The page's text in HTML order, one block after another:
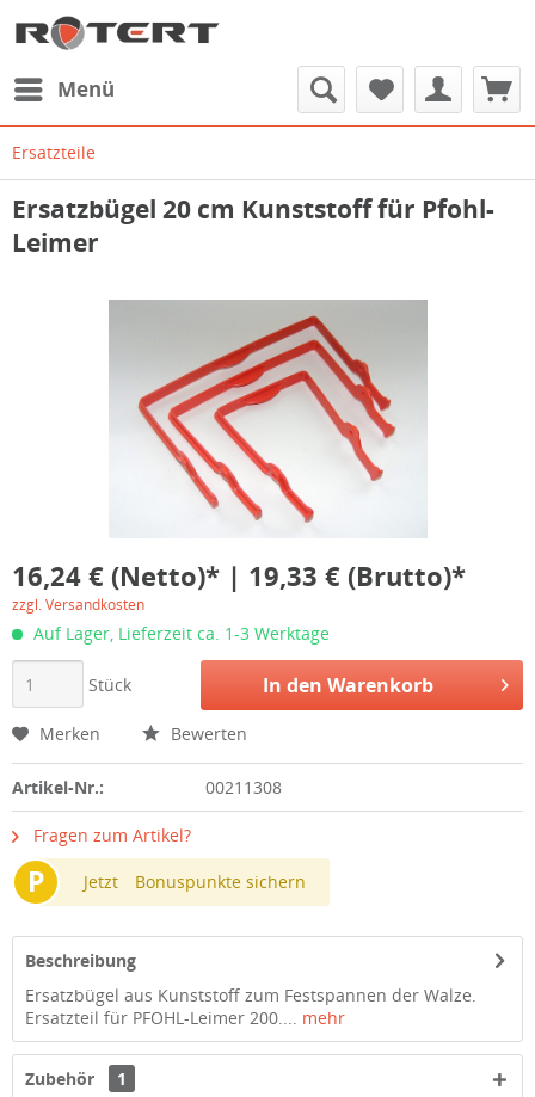
Menü
Ersatzteile
Ersatzbügel 20 cm Kunststoff für Pfohl-
Leimer
16,24 € (Netto)* | 19,33 € (Brutto)*
zzgl. Versandkosten
Auf Lager, Lieferzeit ca. 1-3 Werktage
Stück In den Warenkorb
Merken Bewerten
Artikel-Nr.: 00211308
Fragen zum Artikel?
P Jetzt Bonuspunkte sichern
Beschreibung
Ersatzbügel aus Kunststoff zum Festspannen der Walze.
Ersatzteil für PFOHL-Leimer 200.... mehr
Zubehör 1